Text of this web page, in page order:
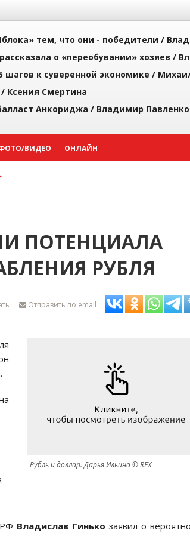
тем, что они - победители /
о «переобувании» хозяев /
шагов к суверенной экономике /
/ Ксения Смертина
Анкориджа / Владимир Павленко
ВИДЕО ОНЛАЙН
ПОТЕНЦИАЛА
РУБЛЯ
Отправить по email
Рубль и доллар. Дарья Ильина © REX
Владислав Гинько заявил о